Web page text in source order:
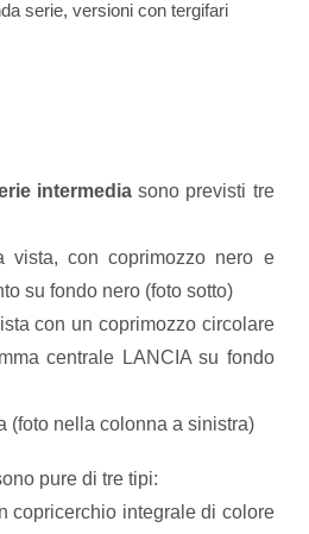
serie, versioni con tergifari
intermedia sono previsti tre
con coprimozzo nero e
su fondo nero (foto sotto)
con un coprimozzo circolare
centrale LANCIA su fondo
(foto nella colonna a sinistra)
pure di tre tipi:
copricerchio integrale di colore